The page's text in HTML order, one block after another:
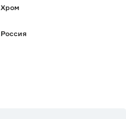
Хром
Россия